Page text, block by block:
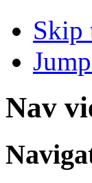
Skip
Nav